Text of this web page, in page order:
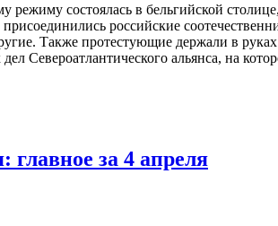
режиму состоялась в бельгийской
российские
Также протестующие держали в
Североатлантического альянса, на
главное за 4 апреля